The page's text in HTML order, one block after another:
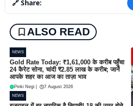
🔗 Share:
ALSO READ
NEWS
Gold Rate Today: ₹1,61,000 के करीब पहुँचा
24 कैरेट सोना, चांदी ₹2.85 लाख के करीब; जानें
आपके शहर का आज का ताज़ा भाव
Pinki Negi 7 August 2026
NEWS